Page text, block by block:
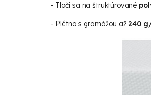
- Tlačí sa na štruktúrované
- Plátno s gramážou až 240